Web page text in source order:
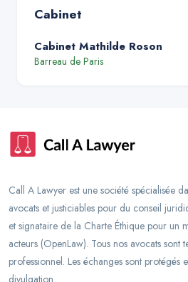
Cabinet
Cabinet Mathilde Roson
Barreau de Paris
Call A Lawyer est une société spécialisée
avocats et justiciables pour du conseil
et signataire de la Charte Éthique pour un
acteurs (OpenLaw). Tous nos avocats sont
professionnel. Les échanges sont
divulgation.